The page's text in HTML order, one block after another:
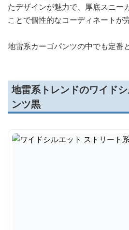
たデザインが魅力で、厚底スニー
ことで個性的なコーディネートが
地雷系カーゴパンツの中でも定番
地雷系トレンドのワイド
ンツ黒